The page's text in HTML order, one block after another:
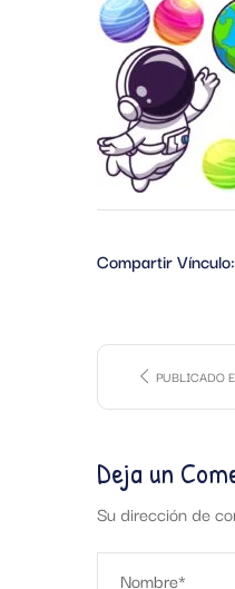
Compartir Vínculo:
PUBLICADO
Deja un
Su dirección de